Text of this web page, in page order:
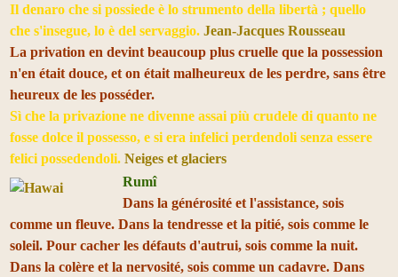
Il denaro che si possiede è lo strumento della libertà ; quello
che s'insegue, lo è del servaggio. Jean-Jacques Rousseau
La privation en devint beaucoup plus cruelle que la possession
n'en était douce, et on était malheureux de les perdre, sans être
heureux de les posséder.
Sì che la privazione ne divenne assai più crudele di quanto ne
fosse dolce il possesso, e si era infelici perdendoli senza essere
felici possedendoli. Neiges et glaciers
Rumî
Dans la générosité et l'assistance, sois
comme un fleuve. Dans la tendresse et la pitié, sois comme le
soleil. Pour cacher les défauts d'autrui, sois comme la nuit.
Dans la colère et la nervosité, sois comme un cadavre. Dans